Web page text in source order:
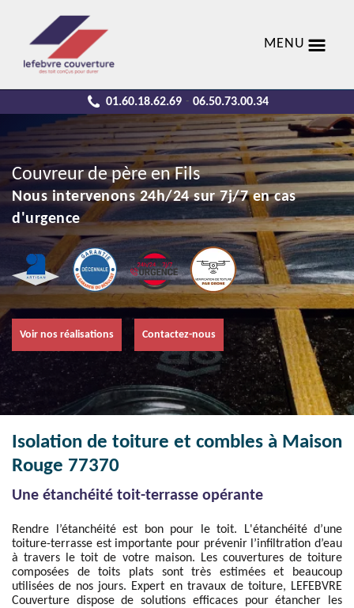
MENU
01.60.18.62.69 - 06.50.73.00.34
Couvreur de père en Fils
Nous intervenons 24h/24 sur 7j/7 en cas
d'urgence
Voir nos réalisations Contactez-nous
Isolation de toiture et combles à Maison
Rouge 77370
Une étanchéité toit-terrasse opérante
Rendre l’étanchéité est bon pour le toit. L'étanchéité d’une
toiture-terrasse est importante pour prévenir l’infiltration d’eau
à travers le toit de votre maison. Les couvertures de toiture
composées de toits plats sont très estimées et beaucoup
utilisées de nos jours. Expert en travaux de toiture, LEFEBVRE
Couverture dispose de solutions efficaces pour étancher les